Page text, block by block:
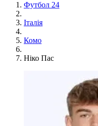
Футбол 24
Італія
Комо
Ніко Пас